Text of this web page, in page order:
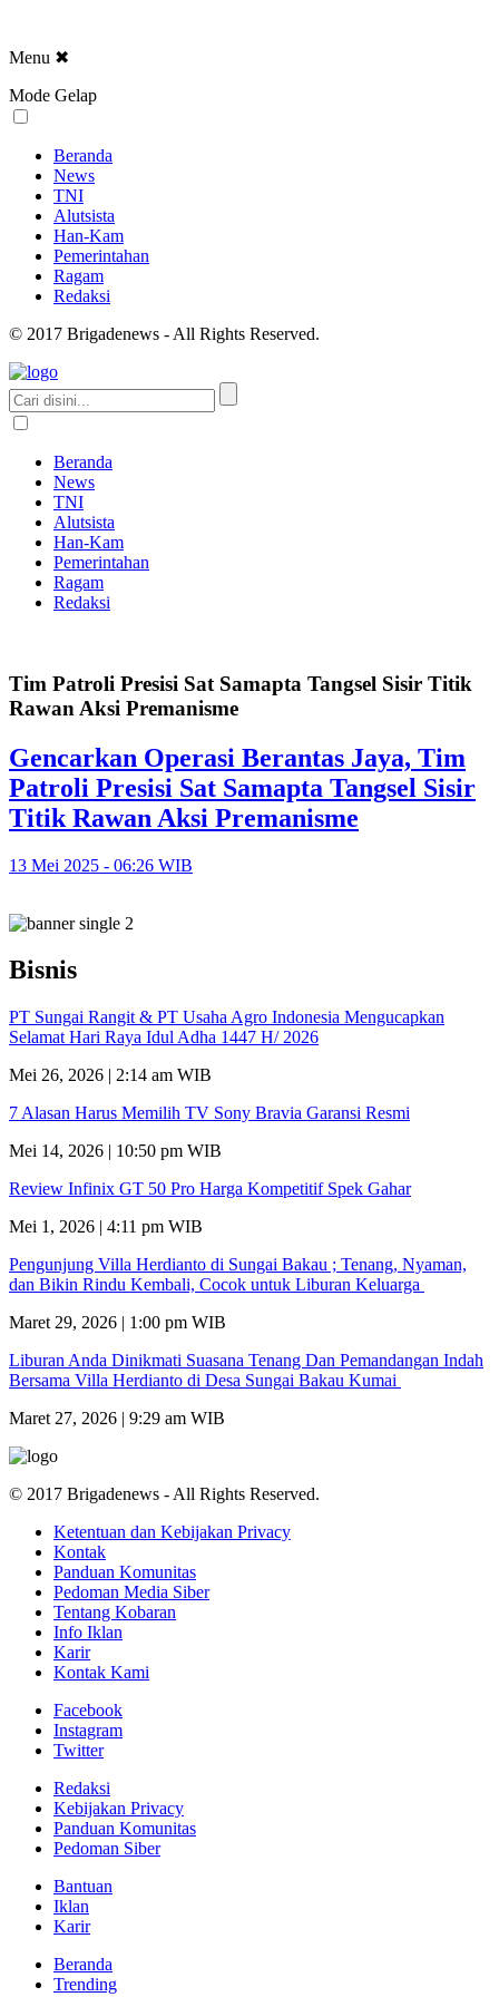
Menu ✖
Mode Gelap
Beranda
News
TNI
Alutsista
Han-Kam
Pemerintahan
Ragam
Redaksi
© 2017 Brigadenews - All Rights Reserved.
Beranda
News
TNI
Alutsista
Han-Kam
Pemerintahan
Ragam
Redaksi
Tim Patroli Presisi Sat Samapta Tangsel Sisir Titik
Rawan Aksi Premanisme
Gencarkan Operasi Berantas Jaya, Tim
Patroli Presisi Sat Samapta Tangsel Sisir
Titik Rawan Aksi Premanisme
13 Mei 2025 - 06:26 WIB
Bisnis
PT Sungai Rangit & PT Usaha Agro Indonesia Mengucapkan
Selamat Hari Raya Idul Adha 1447 H/ 2026
Mei 26, 2026 | 2:14 am WIB
7 Alasan Harus Memilih TV Sony Bravia Garansi Resmi
Mei 14, 2026 | 10:50 pm WIB
Review Infinix GT 50 Pro Harga Kompetitif Spek Gahar
Mei 1, 2026 | 4:11 pm WIB
Pengunjung Villa Herdianto di Sungai Bakau ; Tenang, Nyaman,
dan Bikin Rindu Kembali, Cocok untuk Liburan Keluarga
Maret 29, 2026 | 1:00 pm WIB
Liburan Anda Dinikmati Suasana Tenang Dan Pemandangan Indah
Bersama Villa Herdianto di Desa Sungai Bakau Kumai
Maret 27, 2026 | 9:29 am WIB
© 2017 Brigadenews - All Rights Reserved.
Ketentuan dan Kebijakan Privacy
Kontak
Panduan Komunitas
Pedoman Media Siber
Tentang Kobaran
Info Iklan
Karir
Kontak Kami
Facebook
Instagram
Twitter
Redaksi
Kebijakan Privacy
Panduan Komunitas
Pedoman Siber
Bantuan
Iklan
Karir
Beranda
Trending